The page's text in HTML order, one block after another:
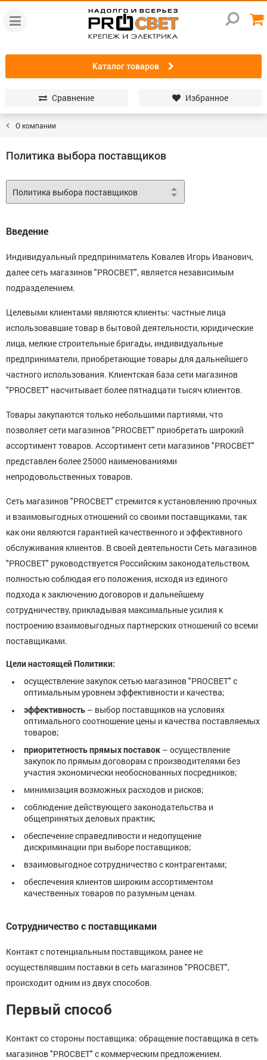
Каталог товаров
Сравнение Избранное
О компании
Политика выбора поставщиков
Введение
Индивидуальный предприниматель Ковалев Игорь Иванович,
далее сеть магазинов "PROСВЕТ", является независимым
подразделением.
Целевыми клиентами являются клиенты: частные лица
использовавшие товар в бытовой деятельности, юридические
лица, мелкие строительные бригады, индивидуальные
предприниматели, приобретающие товары для дальнейшего
частного использования. Клиентская база сети магазинов
"PROСВЕТ" насчитывает более пятнадцати тысяч клиентов.
Товары закупаются только небольшими партиями, что
позволяет сети магазинов "PROСВЕТ" приобретать широкий
ассортимент товаров. Ассортимент сети магазинов "PROСВЕТ"
представлен более 25000 наименованиями
непродовольственных товаров.
Сеть магазинов "PROСВЕТ" стремится к установлению прочных
и взаимовыгодных отношений со своими поставщиками, так
как они являются гарантией качественного и эффективного
обслуживания клиентов. В своей деятельности Сеть магазинов
"PROСВЕТ" руководствуется Российским законодательством,
полностью соблюдая его положения, исходя из единого
подхода к заключению договоров и дальнейшему
сотрудничеству, прикладывая максимальные усилия к
построению взаимовыгодных партнерских отношений со всеми
поставщиками.
Цели настоящей Политики:
осуществление закупок сетью магазинов "PROСВЕТ" с
оптимальным уровнем эффективности и качества;
эффективность – выбор поставщиков на условиях
оптимального соотношение цены и качества поставляемых
товаров;
приоритетность прямых поставок – осуществление
закупок по прямым договорам с производителями без
участия экономически необоснованных посредников;
минимизация возможных расходов и рисков;
соблюдение действующего законодательства и
общепринятых деловых практик;
обеспечение справедливости и недопущение
дискриминации при выборе поставщиков;
взаимовыгодное сотрудничество с контрагентами;
обеспечения клиентов широким ассортиментом
качественных товаров по разумным ценам.
Сотрудничество с поставщиками
Контакт с потенциальным поставщиком, ранее не
осуществлявшим поставки в сеть магазинов "PROСВЕТ",
происходит одним из двух способов.
Первый способ
Контакт со стороны поставщика: обращение поставщика в сеть
магазинов "PROСВЕТ" с коммерческим предложением.